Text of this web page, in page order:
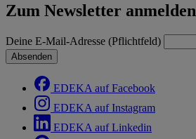
Zum Newsletter anmelden
Deine E-Mail-Adresse (Pflichtfeld)
Absenden
EDEKA auf Facebook
EDEKA auf Instagram
EDEKA auf Linkedin